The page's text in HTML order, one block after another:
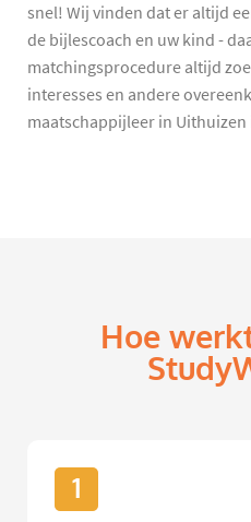
snel! Wij vinden dat er altijd
de bijlescoach en uw kind -
matchingsprocedure altijd
interesses en andere
maatschappijleer in Uithuizen
Hoe
1